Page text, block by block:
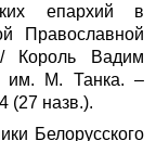
епархий в
Православной
Король Вадим
им. М. Танка. –
(27 назв.).
Белорусского